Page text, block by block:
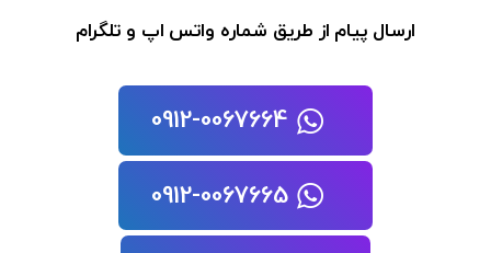
ارسال پیام از طریق شماره واتس اپ و تلگرام
0912-0067664
0912-0067665